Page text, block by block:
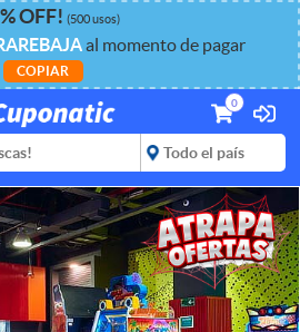
OFF! (500 usos)
al momento de pagar
COPIAR
0